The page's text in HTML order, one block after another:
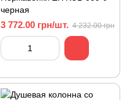
черная
3 772.00 грн/шт. 4 232.00 грн